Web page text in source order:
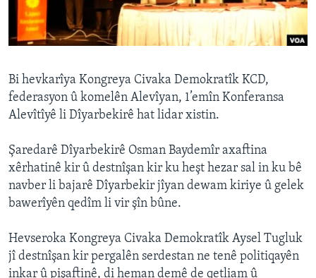
ÇAND Û HUNER
SERNIVÎS
Learning English
Zimanên Din
Bi hevkarîya Kongreya Civaka Demokratîk KCD,
federasyon û komelên Alevîyan, 1’emîn Konferansa
Alevîtîyê li Dîyarbekirê hat lidar xistin.
Şaredarê Dîyarbekirê Osman Baydemîr axaftina
xêrhatinê kir û destnîşan kir ku heşt hezar sal in ku bê
navber li bajarê Dîyarbekir jîyan dewam kiriye û gelek
bawerîyên qedîm li vir şîn bûne.
Hevseroka Kongreya Civaka Demokratîk Aysel Tugluk
jî destnîşan kir pergalên serdestan ne tenê politiqayên
inkar û pişaftinê, di heman demê de qetliam û